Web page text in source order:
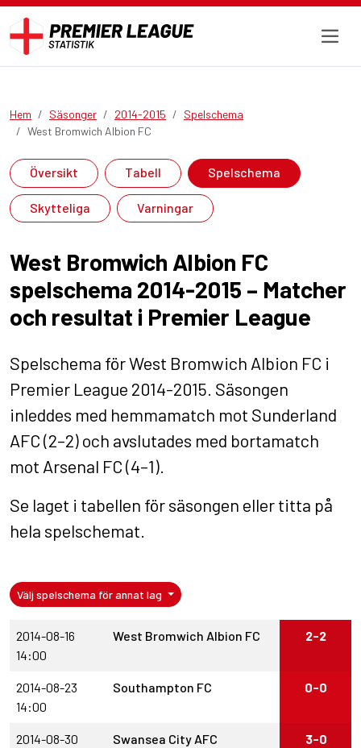
Hem Säsonger 2014-2015
Spelschema
West Bromwich Albion FC
Översikt Tabell Spelschema
Skytteliga Varningar
West Bromwich Albion FC
spelschema 2014-2015 – Matcher
och resultat i Premier League
Spelschema för West Bromwich Albion FC i
Premier League 2014-2015. Säsongen
inleddes med hemmamatch mot Sunderland
AFC (2–2) och avslutades med bortamatch
mot Arsenal FC (4–1).
Se laget i tabellen för säsongen eller titta på
hela spelschemat
Välj spelschema för annat lag
2014-08-16
14:00
West Bromwich Albion FC 2-2
2014-08-23
14:00
Southampton FC 0-0
2014-08-30
Swansea City AFC 3-0